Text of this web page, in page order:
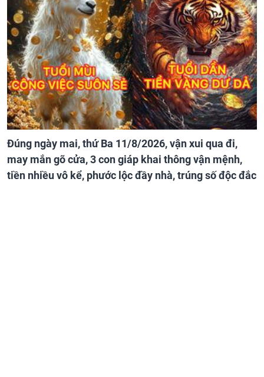
Đúng ngày mai, thứ Ba 11/8/2026, vận xui qua đi,
may mắn gõ cửa, 3 con giáp khai thông vận mệnh,
tiền nhiều vô kể, phước lộc đầy nhà, trúng số độc đắc